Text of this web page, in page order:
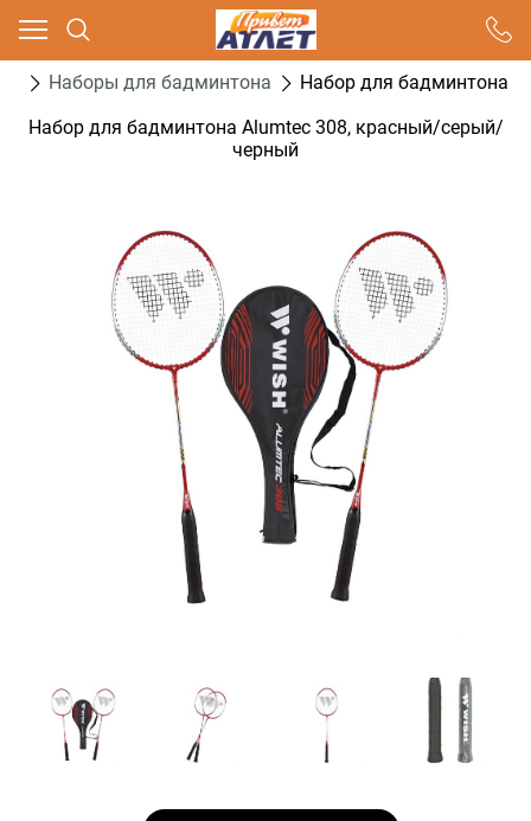
Наборы для бадминтона
Набор для бадминтона
Набор для бадминтона Alumtec 308, красный/серый/
черный
Ваш город - Москва,
угадали?
ДА НЕТ